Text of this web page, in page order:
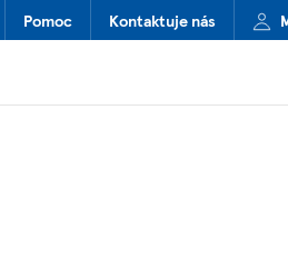
Pomoc Kontaktuje nás